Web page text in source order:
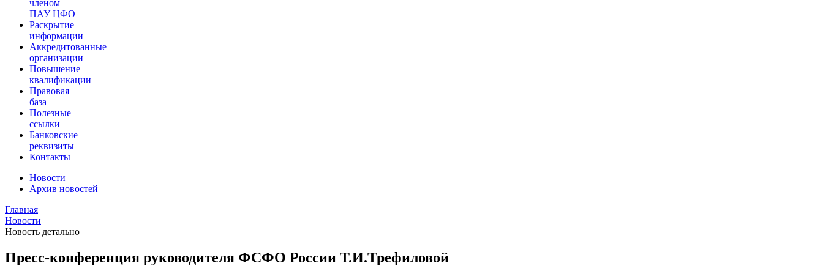
членом
ПАУ ЦФО
Раскрытие
информации
Аккредитованные
организации
Повышение
квалификации
Правовая
база
Полезные
ссылки
Банковские
реквизиты
Контакты
Новости
Архив новостей
Главная
Новости
Новость детально
Пресс-конференция руководителя ФСФО России Т.И.Трефиловой